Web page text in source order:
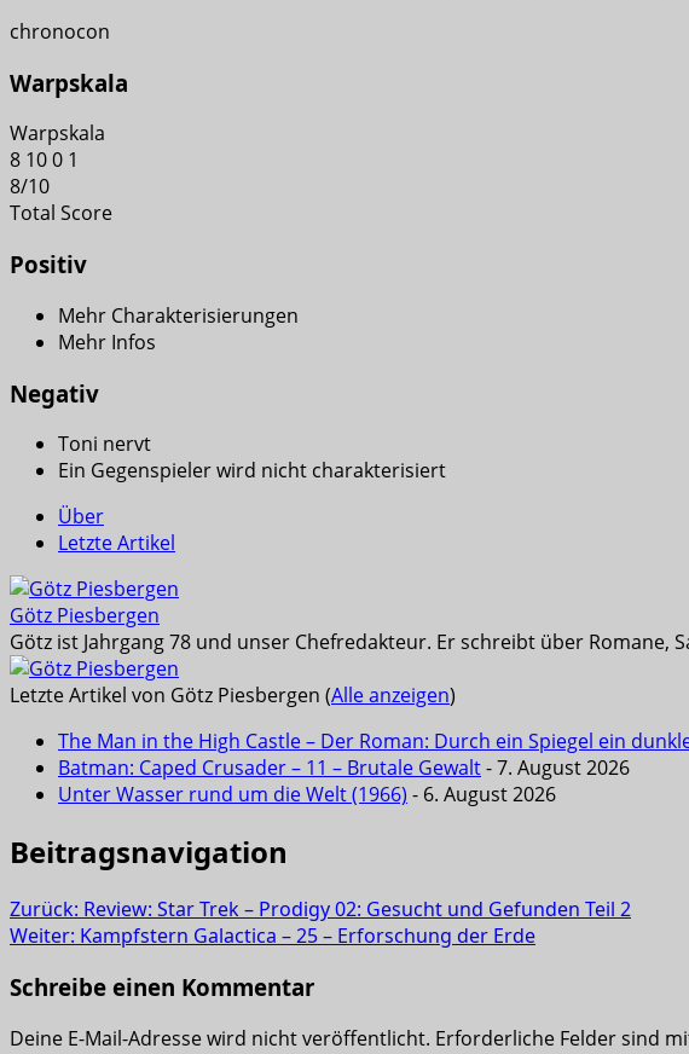
chronocon
Warpskala
Warpskala
8 100 1
8/10
Total Score
Positiv
Mehr Charakterisierungen
Mehr Infos
Negativ
Toni nervt
Ein Gegenspieler wird nicht charakterisiert
Über
Letzte Artikel
Götz Piesbergen
Götz ist Jahrgang 78 und unser Chefredakteur. Er schreibt über Romane,
Letzte Artikel von Götz Piesbergen (Alle anzeigen)
The Man in the High Castle – Der Roman: Durch ein Spiegel ein
Batman: Caped Crusader – 11 – Brutale Gewalt- 7. August 2026
Unter Wasser rund um die Welt (1966) - 6. August 2026
Beitragsnavigation
Zurück: Review: Star Trek – Prodigy 02: Gesucht und Gefunden Teil 2
Weiter: Kampfstern Galactica – 25 – Erforschung der Erde
Schreibe einen Kommentar
Deine E-Mail-Adresse wird nicht veröffentlicht. Erforderliche Felder sind